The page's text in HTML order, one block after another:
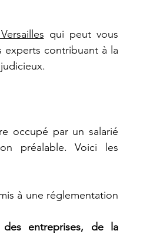
qui peut vous
experts contribuant à la
occupé par un salarié
préalable. Voici les
à une réglementation
entreprises, de la